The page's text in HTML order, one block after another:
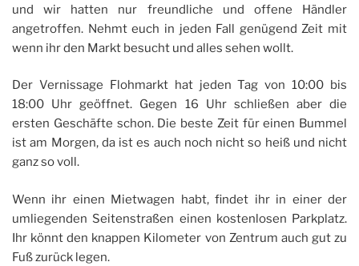
und wir hatten nur freundliche und offene Händler
angetroffen. Nehmt euch in jeden Fall genügend Zeit mit
wenn ihr den Markt besucht und alles sehen wollt.
Der Vernissage Flohmarkt hat jeden Tag von 10:00 bis
18:00 Uhr geöffnet. Gegen 16 Uhr schließen aber die
ersten Geschäfte schon. Die beste Zeit für einen Bummel
ist am Morgen, da ist es auch noch nicht so heiß und nicht
ganz so voll.
Wenn ihr einen Mietwagen habt, findet ihr in einer der
umliegenden Seitenstraßen einen kostenlosen Parkplatz.
Ihr könnt den knappen Kilometer von Zentrum auch gut zu
Fuß zurück legen.